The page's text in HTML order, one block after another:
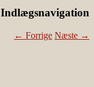
Indlægsnavigation
← Forrige Næste →